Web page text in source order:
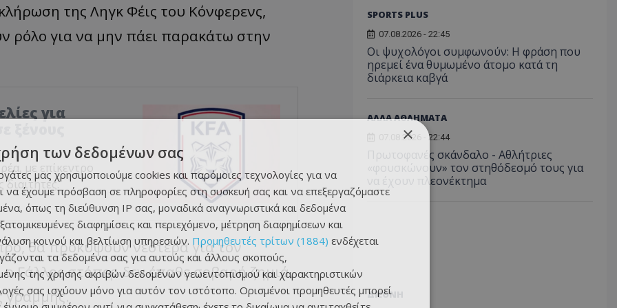
της Ληγκ Φέις του Κόνφερενς,
ρόλο για να μην πάει παρακάτω στην
για
με επίκεντρο
θα προκύψουν νεότερα για τον
Γάλλος στόπερ δεν έπαθε σοβαρή ζημιά,
γραμμής.
SPORTS PLUS
07.08.2026 - 22:45
Οι ψυχολόγοι συμφωνούν: Η φράση που
ηρεμεί ένα θυμωμένο άτομο κατά τη
διάρκεια καβγά
ΑΛΛΑ ΑΘΛΗΜΑΤΑ
07.08.2026 - 22:44
Πρωτοφανές σκάνδαλο - Aθλήτριες
«φουσκώνουν» τον στηθόδεσμό τους για
να έχουν πλεονέκτημα
ΔΙΕΘΝΗ
×
των δεδομένων σας
μας χρησιμοποιούμε cookies και παρόμοιες τεχνολογίες για να
να έχουμε πρόσβαση σε πληροφορίες στη συσκευή σας και να επεξεργαζόμαστε
όπως τη διεύθυνση IP σας, μοναδικά αναγνωριστικά και δεδομένα
διαφημίσεις και περιεχόμενο, μέτρηση διαφημίσεων και
κοινού και βελτίωση υπηρεσιών. Προμηθευτές τρίτων (1884) ενδέχεται
τα δεδομένα σας για αυτούς και άλλους σκοπούς,
της χρήσης ακριβών δεδομένων γεωεντοπισμού και χαρακτηριστικών
σας ισχύουν μόνο για αυτόν τον ιστότοπο. Ορισμένοι προμηθευτές μπορεί